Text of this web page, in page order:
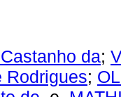
da;
Rodrigues;